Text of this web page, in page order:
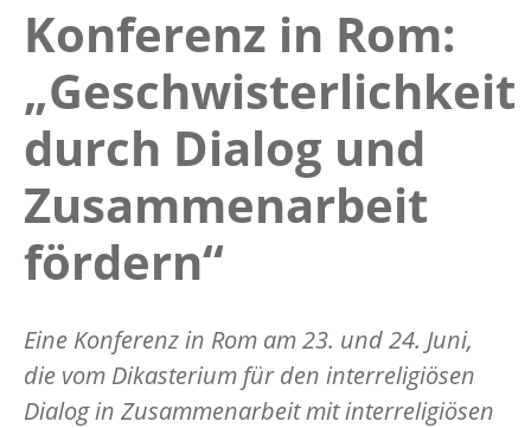
Konferenz in Rom:
„Geschwisterlichkeit
durch Dialog und
Zusammenarbeit
fördern“
Eine Konferenz in Rom am 23. und 24. Juni,
die vom Dikasterium für den interreligiösen
Dialog in Zusammenarbeit mit interreligiösen